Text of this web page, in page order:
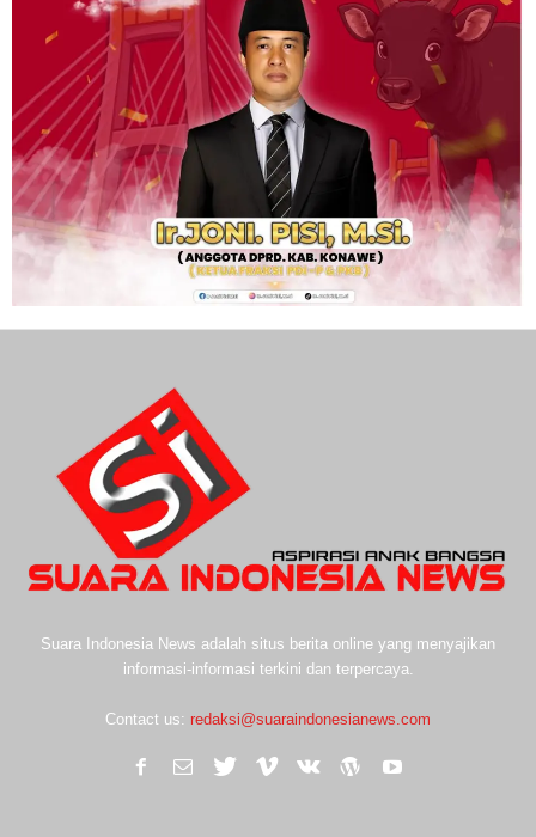
Suara Indonesia News adalah situs berita online yang menyajikan
informasi-informasi terkini dan terpercaya.
Contact us: redaksi@suaraindonesianews.com